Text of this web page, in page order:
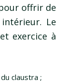
offrir de
Le
exercice à
claustra ;